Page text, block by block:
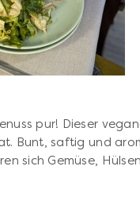
pur! Dieser
Bunt, saftig und
sich Gemüse,